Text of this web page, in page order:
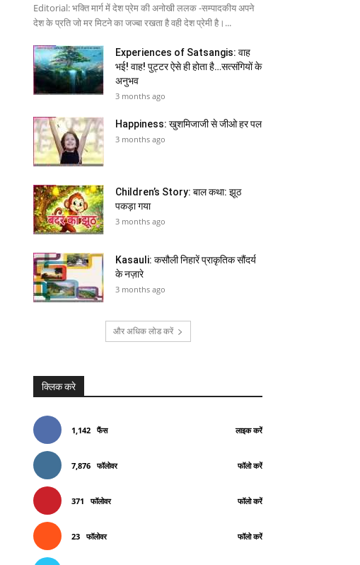
Editorial: भक्ति मार्ग में देश प्रेम की अनोखी ललक -सम्पादकीय अपने
देश के प्रति जो मर मिटने का जज्बा रखता है वही देश प्रेमी है।...
Experiences of Satsangis: वाह
भई! वाह! पुट्टर ऐसे ही होता है…सत्संगियों के
अनुभव
3 months ago
Happiness: खुशमिजाजी से जीओ हर पल
3 months ago
Children’s Story: बाल कथा: झूठ
पकड़ा गया
3 months ago
Kasauli: कसौली निहारें प्राकृतिक सौंदर्य
के नज़ारे
3 months ago
और अधिक लोड करें
क्लिक करे
1,142 फैंस लाइक करें
7,876 फॉलोवर फॉलो करें
371 फॉलोवर फॉलो करें
23 फॉलोवर फॉलो करें